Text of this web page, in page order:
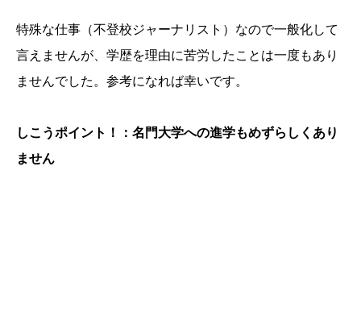
特殊な仕事（不登校ジャーナリスト）なので一般化して
言えませんが、学歴を理由に苦労したことは一度もあり
ませんでした。参考になれば幸いです。
しこうポイント！：名門大学への進学もめずらしくあり
ません